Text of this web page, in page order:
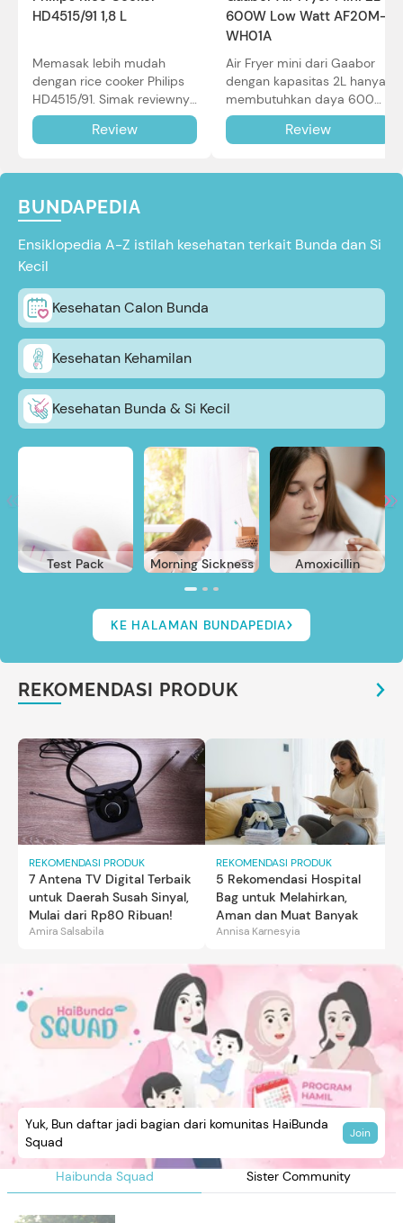
HD4515/91 1,8 L
Memasak lebih mudah
dengan rice cooker Philips
HD4515/91. Simak reviewnya
di sini.
Review
600W Low Watt AF20M-
WH01A
Air Fryer mini dari Gaabor
dengan kapasitas 2L hanya
membutuhkan daya 600W
dalam pemakaian. Simak
review selengkapnya di sini.
Review
BUNDAPEDIA
Ensiklopedia A-Z istilah kesehatan terkait Bunda dan Si
Kecil
Kesehatan Calon Bunda
Kesehatan Kehamilan
Kesehatan Bunda & Si Kecil
Test Pack Morning Sickness Amoxicillin
KE HALAMAN BUNDAPEDIA
REKOMENDASI PRODUK
REKOMENDASI PRODUK
7 Antena TV Digital Terbaik
untuk Daerah Susah Sinyal,
Mulai dari Rp80 Ribuan!
Amira Salsabila
REKOMENDASI PRODUK
5 Rekomendasi Hospital
Bag untuk Melahirkan,
Aman dan Muat Banyak
Annisa Karnesyia
Haibunda Squad Sister Community
Yuk, Bun daftar jadi bagian dari komunitas HaiBunda
Squad
Join